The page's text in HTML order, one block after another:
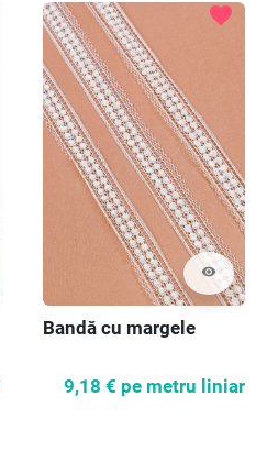
visibility
favorite
Bandă cu margele
9,18 € pe metru liniar